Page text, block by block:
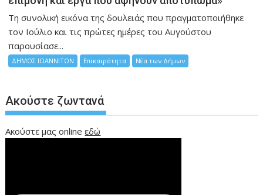
Τη συνολική εικόνα της δουλειάς που πραγματοποιήθηκε
τον Ιούλιο και τις πρώτες ημέρες του Αυγούστου
παρουσίασε...
ΔΗΜΟΣ ΙΩΑΝΝΙΤΩΝ Επικαιρότητα Νέα των Δήμων
Ακούστε ζωντανά
Ακούστε μας onlineεδώ